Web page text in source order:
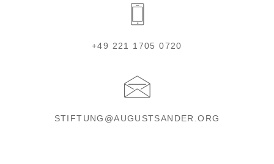
+49 221 1705 0720
STIFTUNG@AUGUSTSANDER.ORG